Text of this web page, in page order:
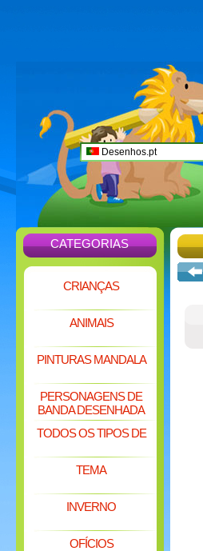
Desenhos.pt
CATEGORIAS
CRIANÇAS
ANIMAIS
PINTURAS MANDALA
PERSONAGENS DE
BANDA DESENHADA
TODOS OS TIPOS DE
TEMA
INVERNO
OFÍCIOS